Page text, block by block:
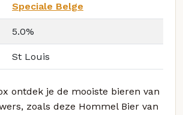
Speciale Belge
5.0%
St Louis
ontdek je de mooiste bieren van
zoals deze Hommel Bier van